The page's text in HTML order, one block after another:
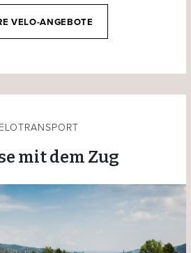
VELO-ANGEBOTE
mit dem Zug